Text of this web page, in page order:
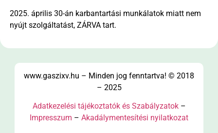
2025. április 30-án karbantartási munkálatok miatt nem
nyújt szolgáltatást, ZÁRVA tart.
www.gaszixv.hu – Minden jog fenntartva! © 2018
– 2025
Adatkezelési tájékoztatók és Szabályzatok–
Impresszum – Akadálymentesítési nyilatkozat